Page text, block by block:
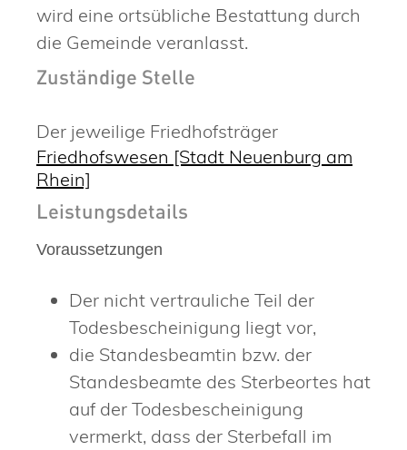
wird eine ortsübliche Bestattung durch
die Gemeinde veranlasst.
Zuständige Stelle
Der jeweilige Friedhofsträger
Friedhofswesen [Stadt Neuenburg am
Rhein]
Leistungsdetails
Voraussetzungen
Der nicht vertrauliche Teil der
Todesbescheinigung liegt vor,
die Standesbeamtin bzw. der
Standesbeamte des Sterbeortes hat
auf der Todesbescheinigung
vermerkt, dass der Sterbefall im